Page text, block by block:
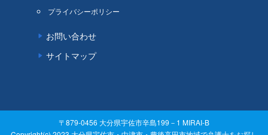
プライバシーポリシー
お問い合わせ
サイトマップ
〒879-0456 大分県宇佐市辛島199－1 MIRAI-B